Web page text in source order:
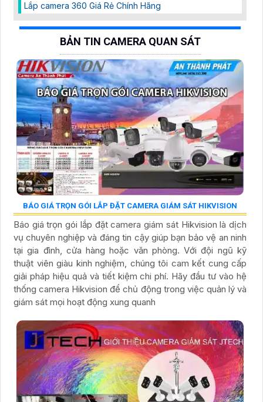
Lắp camera 360 Giá Rẻ Chính Hãng
BẢN TIN CAMERA QUAN SÁT
BÁO GIÁ TRỌN GÓI LẮP ĐẶT CAMERA GIÁM SÁT HIKVISION
Báo giá trọn gói lắp đặt camera giám sát Hikvision là dịch
vụ chuyên nghiệp và đáng tin cậy giúp bạn bảo vệ an ninh
tại gia đình, cửa hàng hoặc văn phòng. Với đội ngũ kỹ
thuật viên giàu kinh nghiệm, chúng tôi cam kết cung cấp
giải pháp hiệu quả và tiết kiệm chi phí. Hãy đầu tư vào hệ
thống camera Hikvision để chủ động trong việc quản lý và
giám sát mọi hoạt động xung quanh